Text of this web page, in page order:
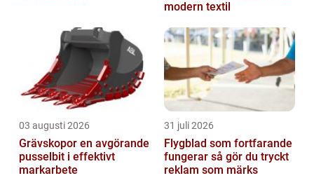
modern textil
03 augusti 2026
Grävskopor en avgörande
pusselbit i effektivt
markarbete
31 juli 2026
Flygblad som fortfarande
fungerar så gör du tryckt
reklam som märks